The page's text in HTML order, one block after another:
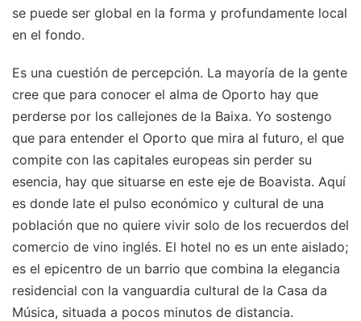
se puede ser global en la forma y profundamente local
en el fondo.
Es una cuestión de percepción. La mayoría de la gente
cree que para conocer el alma de Oporto hay que
perderse por los callejones de la Baixa. Yo sostengo
que para entender el Oporto que mira al futuro, el que
compite con las capitales europeas sin perder su
esencia, hay que situarse en este eje de Boavista. Aquí
es donde late el pulso económico y cultural de una
población que no quiere vivir solo de los recuerdos del
comercio de vino inglés. El hotel no es un ente aislado;
es el epicentro de un barrio que combina la elegancia
residencial con la vanguardia cultural de la Casa da
Música, situada a pocos minutos de distancia.